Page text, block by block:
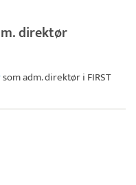
direktør
som adm. direktør i FIRST